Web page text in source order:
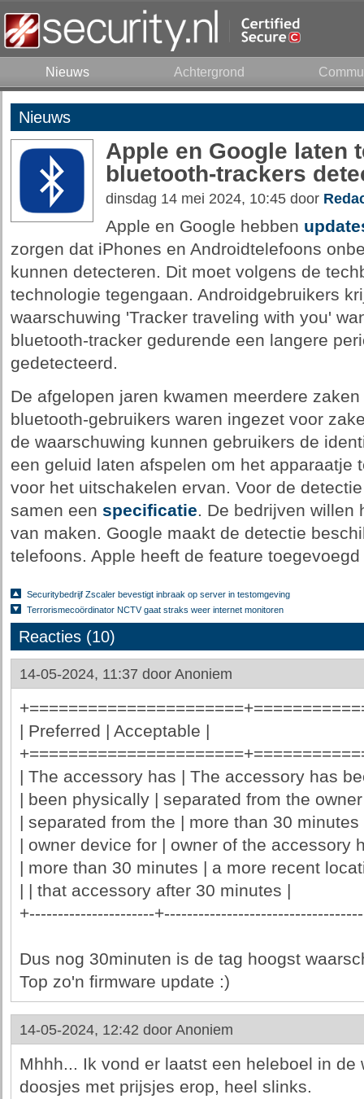
Nieuws Achtergrond
Nieuws
Apple en Google laten
bluetooth-trackers
dinsdag 14 mei 2024, 10:45 door
Apple en Google hebben
zorgen dat iPhones en Androidtelefoons
kunnen detecteren. Dit moet volgens de
technologie tegengaan. Androidgebruikers
waarschuwing 'Tracker traveling with you'
bluetooth-tracker gedurende een langere
gedetecteerd.
De afgelopen jaren kwamen meerdere
bluetooth-gebruikers waren ingezet voor
de waarschuwing kunnen gebruikers de
een geluid laten afspelen om het apparaatje
voor het uitschakelen ervan. Voor de
samen een specificatie. De bedrijven willen
van maken. Google maakt de detectie
telefoons. Apple heeft de feature
Securitybedrijf Zscaler bevestigt inbraak op server in testomgeving
Terrorismecoördinator NCTV gaat straks weer internet monitoren
Reacties (10)
14-05-2024, 11:37 door Anoniem
| Preferred | Acceptable |
| The accessory has | The accessory has
| been physically | separated from the
| separated from the | more than 30 minutes
| owner device for | owner of the accessory
| more than 30 minutes | a more recent
| | that accessory after 30 minutes |
+----------------------
Dus nog 30minuten is de tag hoogst
Top zo'n firmware update :)
14-05-2024, 12:42 door Anoniem
Mhhh... Ik vond er laatst een heleboel in
doosjes met prijsjes erop, heel slinks.